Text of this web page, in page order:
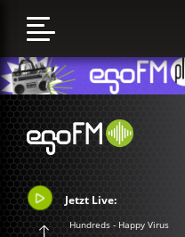
Jetzt Live:
Hundreds - Happy Virus